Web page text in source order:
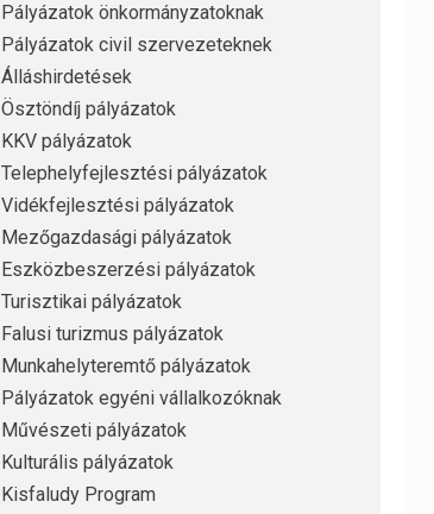
Pályázatok önkormányzatoknak
Pályázatok civil szervezeteknek
Álláshirdetések
Ösztöndíj pályázatok
KKV pályázatok
Telephelyfejlesztési pályázatok
Vidékfejlesztési pályázatok
Mezőgazdasági pályázatok
Eszközbeszerzési pályázatok
Turisztikai pályázatok
Falusi turizmus pályázatok
Munkahelyteremtő pályázatok
Pályázatok egyéni vállalkozóknak
Művészeti pályázatok
Kulturális pályázatok
Kisfaludy Program